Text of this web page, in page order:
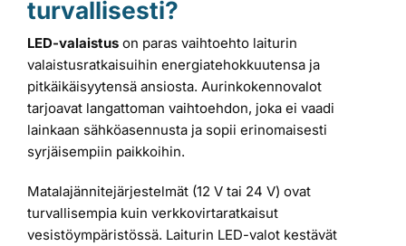
turvallisesti?
LED-valaistus on paras vaihtoehto laiturin
valaistusratkaisuihin energiatehokkuutensa ja
pitkäikäisyytensä ansiosta. Aurinkokennovalot
tarjoavat langattoman vaihtoehdon, joka ei vaadi
lainkaan sähköasennusta ja sopii erinomaisesti
syrjäisempiin paikkoihin.
Matalajännitejärjestelmät (12 V tai 24 V) ovat
turvallisempia kuin verkkovirtaratkaisut
vesistöympäristössä. Laiturin LED-valot kestävät